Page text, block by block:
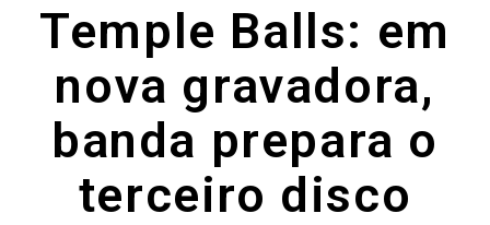
Temple Balls: em
nova gravadora,
banda prepara o
terceiro disco